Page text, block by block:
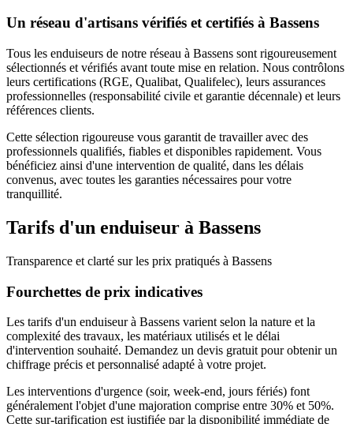
Un réseau d'artisans vérifiés et certifiés à Bassens
Tous les enduiseurs de notre réseau à Bassens sont rigoureusement
sélectionnés et vérifiés avant toute mise en relation. Nous contrôlons
leurs certifications (RGE, Qualibat, Qualifelec), leurs assurances
professionnelles (responsabilité civile et garantie décennale) et leurs
références clients.
Cette sélection rigoureuse vous garantit de travailler avec des
professionnels qualifiés, fiables et disponibles rapidement. Vous
bénéficiez ainsi d'une intervention de qualité, dans les délais
convenus, avec toutes les garanties nécessaires pour votre
tranquillité.
Tarifs d'un enduiseur à Bassens
Transparence et clarté sur les prix pratiqués à Bassens
Fourchettes de prix indicatives
Les tarifs d'un enduiseur à Bassens varient selon la nature et la
complexité des travaux, les matériaux utilisés et le délai
d'intervention souhaité. Demandez un devis gratuit pour obtenir un
chiffrage précis et personnalisé adapté à votre projet.
Les interventions d'urgence (soir, week-end, jours fériés) font
généralement l'objet d'une majoration comprise entre 30% et 50%.
Cette sur-tarification est justifiée par la disponibilité immédiate de